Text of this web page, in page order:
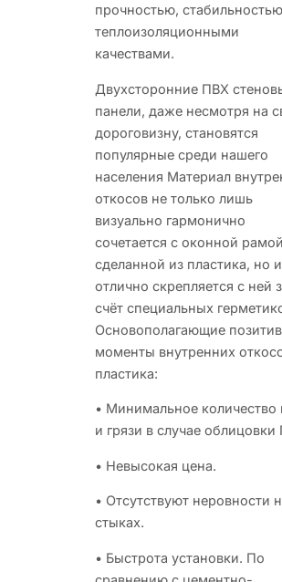
прочностью,
теплоизоляционными
качествами.
Двухсторонние ПВХ
панели, даже несмотря на
дороговизну, становятся
популярные среди нашего
населения Материал
откосов не только лишь
визуально гармонично
сочетается с оконной
сделанной из пластика, но и
отлично скрепляется с ней
счёт специальных
Основополагающие
моменты внутренних
пластика:
• Минимальное количество
и грязи в случае облицовки
• Невысокая цена.
• Отсутствуют неровности
стыках.
• Быстрота установки. По